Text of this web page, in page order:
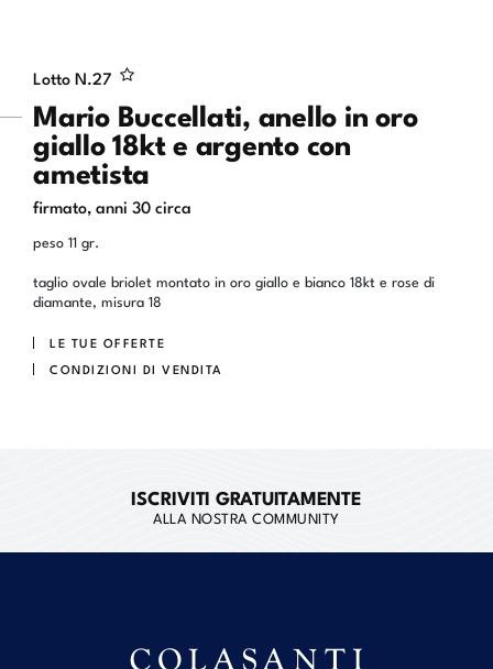
Lotto N.27
Mario Buccellati, anello in oro
giallo 18kt e argento con
ametista
firmato, anni 30 circa
peso 11 gr.
taglio ovale briolet montato in oro giallo e bianco 18kt e rose di
diamante, misura 18
LE TUE OFFERTE
CONDIZIONI DI VENDITA
ISCRIVITI GRATUITAMENTE
ALLA NOSTRA COMMUNITY